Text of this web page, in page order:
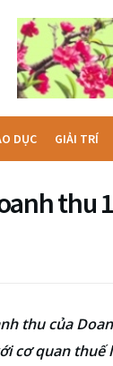
DỤC GIẢI TRÍ
thu
thu của
cơ quan thuế